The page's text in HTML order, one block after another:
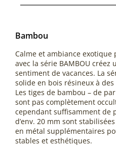
Bambou
Calme et ambiance
avec la série BAMBOU
sentiment de vacances. La
solide en bois résineux à
Les tiges de bambou – de
sont pas complètement
cependant suffisamment de
d’env. 20 mm sont
en métal supplémentaires
stables et esthétiques.